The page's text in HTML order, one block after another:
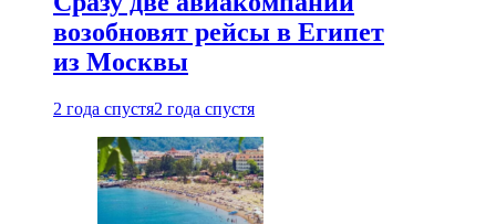
возобновят рейсы в Египет
из Москвы
2 года спустя2 года спустя